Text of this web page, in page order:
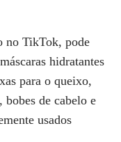
no TikTok, pode
hidratantes
para o queixo,
bobes de cabelo e
usados